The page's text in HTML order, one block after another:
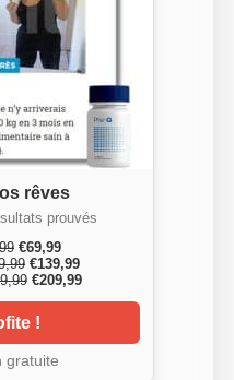
rêves
prouvés
€69,99
€139,99
€209,99
!
gratuite